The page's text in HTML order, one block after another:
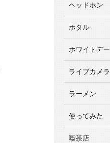
ヘッドホン
ホタル
ホワイトデー
ライブカメラ
ラーメン
使ってみた
喫茶店